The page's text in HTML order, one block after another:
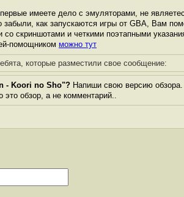
имеете дело с эмуляторами, не
забыли, как запускаются игры от GBА, Вам
со скриншотами и четкими поэтапными
помощником можно тут
которые разместили свое сообщение:
- Koori no Sho"? Напиши свою версию обзора.
это обзор, а не комментарий..